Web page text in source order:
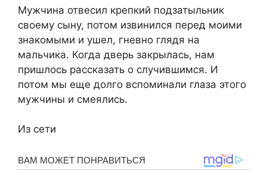
Мужчина отвесил крепкий подзатыльник
своему сыну, потом извинился перед моими
знакомыми и ушел, гневно глядя на
мальчика. Когда дверь закрылась, нам
пришлось рассказать о случившимся. И
потом мы еще долго вспоминали глаза этого
мужчины и смеялись.
Из сети